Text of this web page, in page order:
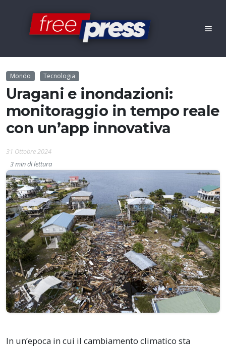
Mondo Tecnologia
Uragani e inondazioni:
monitoraggio in tempo reale
con un’app innovativa
31 Ottobre 2024
3 min di lettura
In un’epoca in cui il cambiamento climatico sta